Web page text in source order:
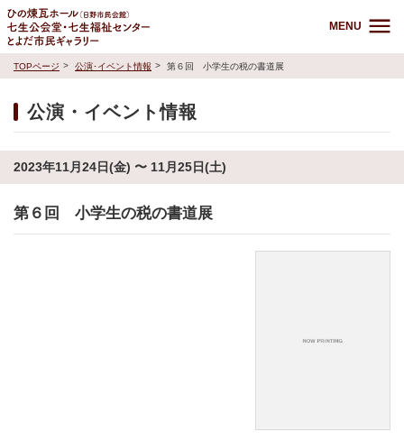
MENU
TOPページ 公演･イベント情報 第６回 小学生の税の書道展
公演・イベント情報
2023年11月24日(金) 〜 11月25日(土)
第６回 小学生の税の書道展